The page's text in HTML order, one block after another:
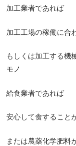
加工業者であれば
加工工場の稼働に合
もしくは加工する機
モノ
給食業者であれば
安心して食すること
または農薬化学肥料